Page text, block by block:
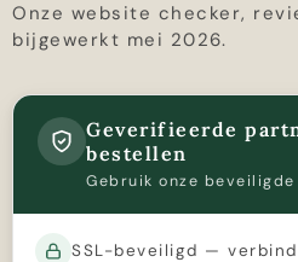
Onze website checker,
bijgewerkt mei 2026.
Geverifieerde
bestellen
Gebruik onze beveiligde
SSL-beveiligd —